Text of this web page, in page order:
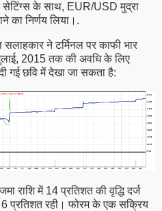
सेटिंग्स के साथ, EUR/USD मुद्रा
का निर्णय लिया।.
सलाहकार ने टर्मिनल पर काफी भार
2015 तक की अवधि के लिए
गई छवि में देखा जा सकता है:
राशि में 14 प्रतिशत की वृद्धि दर्ज
प्रतिशत रही। फोरम के एक सक्रिय